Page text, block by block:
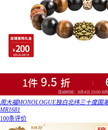
周大福MONOLOGUE独白北纬三十度国
MR1681
100条评价